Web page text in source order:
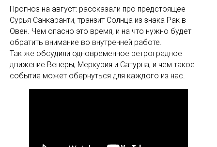
Прогноз на август: рассказали про предстоящее
Сурья Санкаранти, транзит Солнца из знака Рак в
Овен. Чем опасно это время, и на что нужно будет
обратить внимание во внутренней работе.
Так же обсудили одновременное ретроградное
движение Венеры, Меркурия и Сатурна, и чем такое
событие может обернуться для каждого из нас.